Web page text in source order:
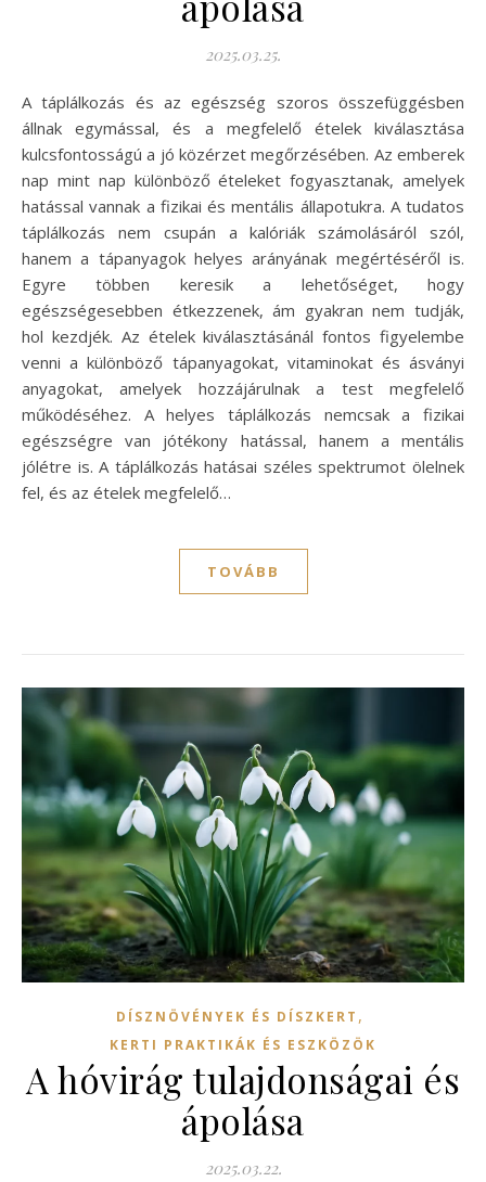
2025.03.25.
A táplálkozás és az egészség szoros összefüggésben
állnak egymással, és a megfelelő ételek kiválasztása
kulcsfontosságú a jó közérzet megőrzésében. Az emberek
nap mint nap különböző ételeket fogyasztanak, amelyek
hatással vannak a fizikai és mentális állapotukra. A tudatos
táplálkozás nem csupán a kalóriák számolásáról szól,
hanem a tápanyagok helyes arányának megértéséről is.
Egyre többen keresik a lehetőséget, hogy
egészségesebben étkezzenek, ám gyakran nem tudják,
hol kezdjék. Az ételek kiválasztásánál fontos figyelembe
venni a különböző tápanyagokat, vitaminokat és ásványi
anyagokat, amelyek hozzájárulnak a test megfelelő
működéséhez. A helyes táplálkozás nemcsak a fizikai
egészségre van jótékony hatással, hanem a mentális
jólétre is. A táplálkozás hatásai széles spektrumot ölelnek
fel, és az ételek megfelelő…
TOVÁBB
DÍSZNÖVÉNYEK ÉS DÍSZKERT ,
KERTI PRAKTIKÁK ÉS ESZKÖZÖK
A hóvirág tulajdonságai és
ápolása
2025.03.22.